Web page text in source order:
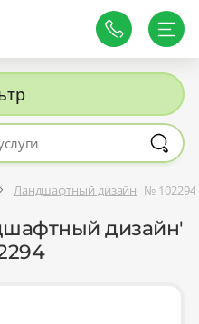
Ландшафтный дизайн № 102294
дизайн'